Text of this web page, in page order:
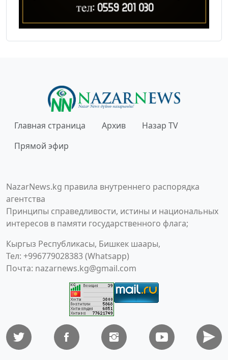
Главная страница Архив
Назар TV
Прямой эфир
NazarNews.kg правила внутреннего распорядка
агентства
Принципы справедливости, истины и национальных
интересов в памяти государственного флага;
Кыргыз Республикасы, Бишкек шаары,
Тел: +996779028383 (Whatsapp)
Почта: nazarnews.kg@gmail.com